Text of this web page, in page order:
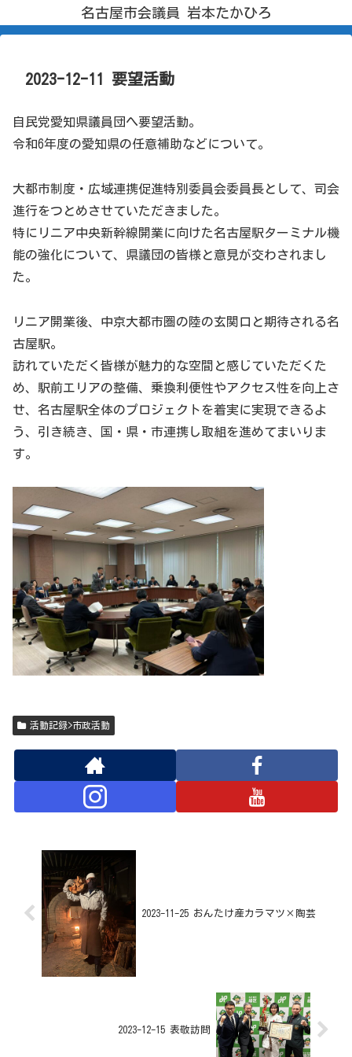
名古屋市会議員 岩本たかひろ
2023-12-11 要望活動
自民党愛知県議員団へ要望活動。
令和6年度の愛知県の任意補助などについて。
大都市制度・広域連携促進特別委員会委員長として、司会
進行をつとめさせていただきました。
特にリニア中央新幹線開業に向けた名古屋駅ターミナル機
能の強化について、県議団の皆様と意見が交わされまし
た。
リニア開業後、中京大都市圏の陸の玄関口と期待される名
古屋駅。
訪れていただく皆様が魅力的な空間と感じていただくた
め、駅前エリアの整備、乗換利便性やアクセス性を向上さ
せ、名古屋駅全体のプロジェクトを着実に実現できるよ
う、引き続き、国・県・市連携し取組を進めてまいりま
す。
活動記録>市政活動
2023-11-25 おんたけ産カラマツ×陶芸
2023-12-15 表敬訪問